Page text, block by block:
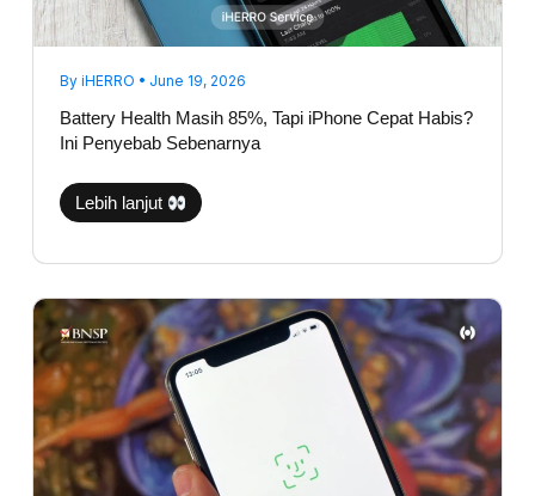
By iHERRO • June 19, 2026
Battery Health Masih 85%, Tapi iPhone Cepat Habis?
Ini Penyebab Sebenarnya
Lebih lanjut
Face
ID
Aman
Tidak
Saat
Ganti
LCD
iPhone?
Ini
Faktanya